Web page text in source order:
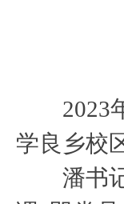
2023年
学良乡校
潘书记